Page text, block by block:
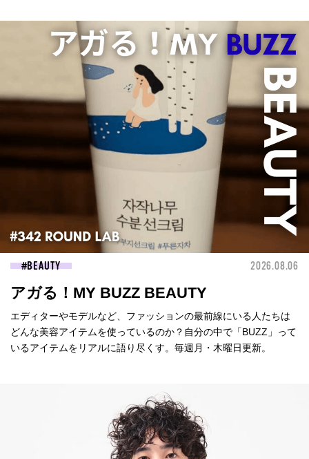
BEAUTY 2026.08.06
アガる！MY BUZZ BEAUTY
エディターやモデルなど、ファッションの最前線にいる人たちは
どんな美容アイテムを使っているのか？自分の中で「BUZZ」って
いるアイテムをリアルに語り尽くす。毎週月・木曜日更新。